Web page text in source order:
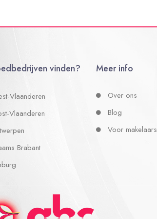
vinden?
Vlaanderen
Vlaanderen
Brabant
Meer info
Over ons
Blog
Voor makelaars